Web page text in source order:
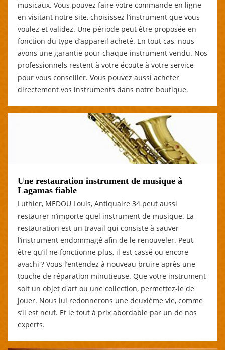
musicaux. Vous pouvez faire votre commande en ligne
en visitant notre site, choisissez l’instrument que vous
voulez et validez. Une période peut être proposée en
fonction du type d’appareil acheté. En tout cas, nous
avons une garantie pour chaque instrument vendu. Nos
professionnels restent à votre écoute à votre service
pour vous conseiller. Vous pouvez aussi acheter
directement vos instruments dans notre boutique.
Une restauration instrument de musique à
Lagamas fiable
Luthier, MEDOU Louis, Antiquaire 34 peut aussi
restaurer n’importe quel instrument de musique. La
restauration est un travail qui consiste à sauver
l’instrument endommagé afin de le renouveler. Peut-
être qu’il ne fonctionne plus, il est cassé ou encore
avachi ? Vous l’entendez à nouveau bruire après une
touche de réparation minutieuse. Que votre instrument
soit un objet d'art ou une collection, permettez-le de
jouer. Nous lui redonnerons une deuxième vie, comme
s’il est neuf. Et le tout à prix abordable par un de nos
experts.